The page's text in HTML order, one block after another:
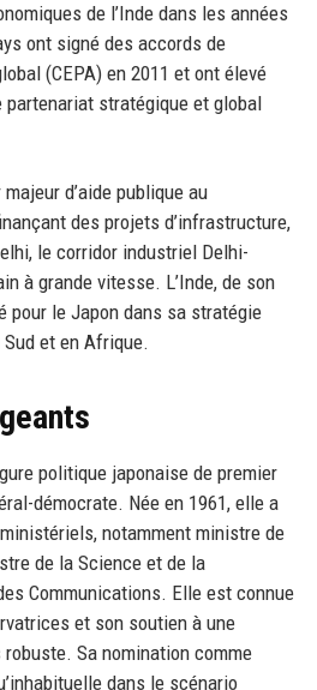
de l’Inde dans les années
ont signé des accords de
(CEPA) en 2011 et ont élevé
partenariat stratégique et global
d’aide publique au
des projets d’infrastructure,
le corridor industriel Delhi-
à grande vitesse. L’Inde, de son
pour le Japon dans sa stratégie
Sud et en Afrique.
politique japonaise de premier
démocrate. Née en 1961, elle a
notamment ministre de
de la Science et de la
Communications. Elle est connue
et son soutien à une
Sa nomination comme
dans le scénario